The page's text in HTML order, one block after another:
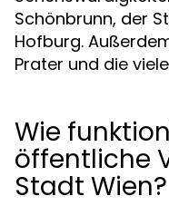
Schönbrunn, der
Hofburg.
Prater und die
Wie
öffentliche
Stadt Wien?